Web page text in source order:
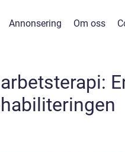
Annonsering Om oss